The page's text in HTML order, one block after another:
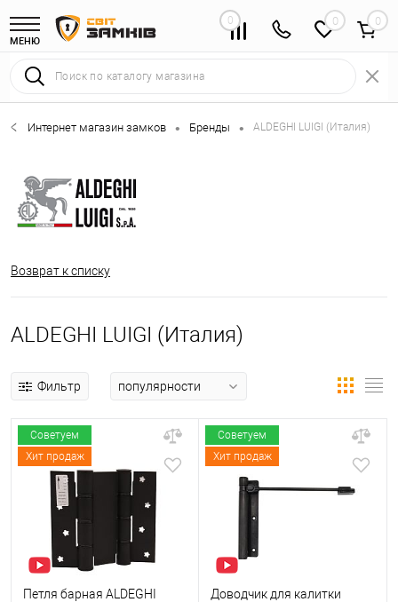
МЕНЮ
0 0
Интернет магазин замков • Бренды • ALDEGHI LUIGI (Италия)
Возврат к списку
ALDEGHI LUIGI (Италия)
Фильтр
Советуем
Хит продаж
Петля барная ALDEGHI
Советуем
Хит продаж
Доводчик для калитки